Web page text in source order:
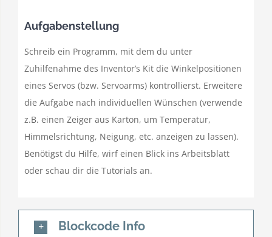
Aufgabenstellung
Schreib ein Programm, mit dem du unter
Zuhilfenahme des Inventor’s Kit die Winkelpositionen
eines Servos (bzw. Servoarms) kontrollierst. Erweitere
die Aufgabe nach individuellen Wünschen (verwende
z.B. einen Zeiger aus Karton, um Temperatur,
Himmelsrichtung, Neigung, etc. anzeigen zu lassen).
Benötigst du Hilfe, wirf einen Blick ins Arbeitsblatt
oder schau dir die Tutorials an.
Blockcode Info